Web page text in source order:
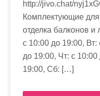
http://jivo.chat/
Комплектующие
отделка балконов
с 10:00 до 19:00,
до 19:00, Чт: с
19:00, Сб: […]